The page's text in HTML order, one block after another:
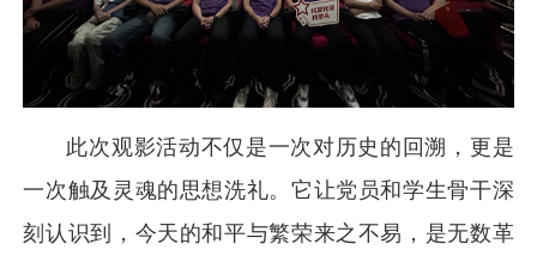
此次观影活动不仅是一次对历史的回溯，更是
一次触及灵魂的思想洗礼。它让党员和学生骨干深
刻认识到，今天的和平与繁荣来之不易，是无数革